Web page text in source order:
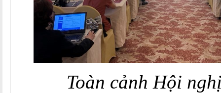
Toàn cảnh Hội